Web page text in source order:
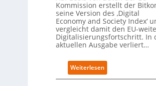
ö
f
f
n
e
n
e
u
Kommission erstellt der
seine Version des ‚Digital
Economy and Society Index‘
vergleicht damit den EU-
Digitalisierungsfortschritt. In
aktuellen Ausgabe verliert…
Weiterlesen:
D